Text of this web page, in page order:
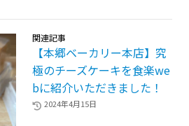
関連記事
【本郷ベーカリー本店】究
極のチーズケーキを食楽we
bに紹介いただきました！
2024年4月15日